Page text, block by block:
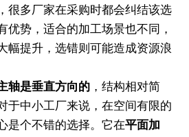
很多厂家在采购时都会纠结该选
优势，适合的加工场景也不同，
幅提升，选错则可能造成资源浪
轴是垂直方向的，结构相对简
于中小工厂来说，在空间有限的
是个不错的选择。它在平面加